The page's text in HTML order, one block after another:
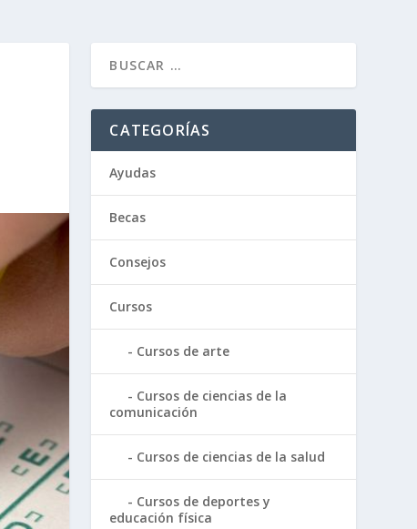
CATEGORÍAS
Ayudas
Becas
Consejos
Cursos
Cursos de arte
Cursos de ciencias de la
comunicación
Cursos de ciencias de la salud
Cursos de deportes y
educación física